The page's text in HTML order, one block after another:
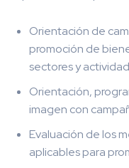
Orientación de
promoción de
sectores y
Orientación,
imagen con
Evaluación de los
aplicables para